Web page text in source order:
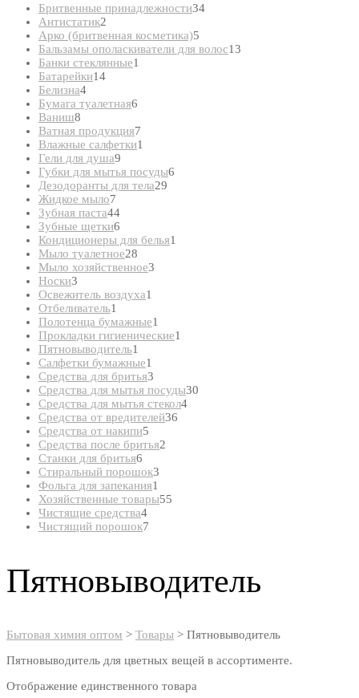
Бритвенные принадлежности3434
Антистатик2
товара
Арко (бритвенная косметика)5
товаров
Бальзамы ополаскиватели для волос13
Банки стеклянные1
Батарейки1414
Белизна44
товара
Бумага туалетная6
Ваниш8
товаров
Ватная продукция7
товаров
Влажные салфетки1
Гели для душа9
товаров
Губки для мытья посуды6
Дезодоранты для тела29
Жидкое мыло7
товаров
Зубная паста4444
Зубные щетки6
товаров
Кондиционеры для белья1
Мыло туалетное28
товаров
Мыло хозяйственное3
Носки3
товара
Освежитель воздуха1
Отбеливатель1
товар
Полотенца бумажные1
товар
Прокладки гигиенические1
Пятновыводитель1
товар
Салфетки бумажные1
товар
Средства для бритья3
товара
Средства для мытья посуды30
Средства для мытья стекол44
Средства от вредителей36
Средства от накипи5
товаров
Средства после бритья2
Станки для бритья6
товаров
Стиральный порошок3
Фольга для запекания1
товар
Хозяйственные товары55
Чистящие средства44
товара
Чистящий порошок7
Пятновыводитель
Бытовая химия оптом > Товары > Пятновыводитель
Пятновыводитель для цветных вещей в ассортименте.
Отображение единственного товара